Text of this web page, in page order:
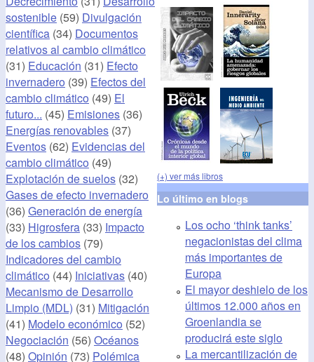
sostenible (59) Divulgación
científica (34) Documentos
relativos al cambio climático
(31) Educación (31) Efecto
invernadero (39) Efectos del
cambio climático (49) El
futuro... (45) Emisiones (36)
Energías renovables (37)
Eventos (62) Evidencias del
cambio climático (49)
Explotación de suelos (32)
Gases de efecto invernadero
(36) Generación de energía
(33) Higrosfera (33) Impacto
de los cambios (79)
Indicadores del cambio
climático (44) Iniciativas (40)
Mecanismo de Desarrollo
Limpio (MDL) (31) Mitigación
(41) Modelo económico (52)
Negociación (56) Océanos
(48) Opinión (73) Polémica
(+) ver más libros
Lo último en blogs
Los ocho ‘think tanks’
negacionistas del clima
más importantes de
Europa
El mayor deshielo de los
últimos 12.000 años en
Groenlandia se
producirá este siglo
La mercantilización de